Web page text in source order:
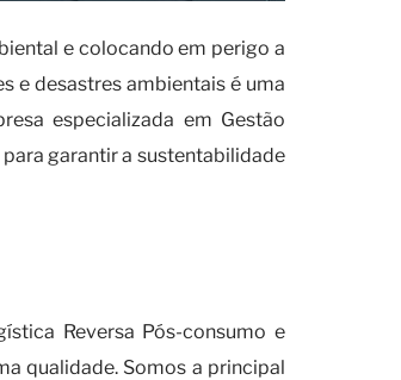
e colocando em perigo a
e desastres ambientais é uma
especializada em Gestão
garantir a sustentabilidade
Reversa Pós-consumo e
qualidade. Somos a principal